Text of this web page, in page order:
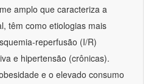
amplo que caracteriza a
têm como etiologias mais
reperfusão (I/R)
e hipertensão (crônicas).
e o elevado consumo